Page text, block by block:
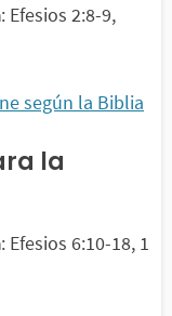
: Efesios 2:8-9,
según la Biblia
la
: Efesios 6:10-18, 1